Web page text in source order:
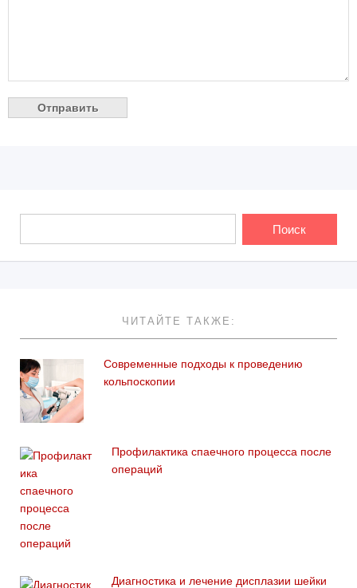
ЧИТАЙТЕ ТАКЖЕ:
Современные подходы к проведению
кольпоскопии
Профилактика спаечного процесса после
операций
Диагностика и лечение дисплазии шейки